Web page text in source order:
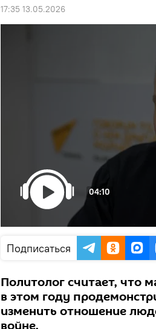
17:35 13.05.2026
04:10
Подписаться
Политолог считает, что
в этом году
изменить отношение